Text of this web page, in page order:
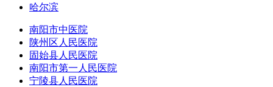
哈尔滨
南阳市中医院
陕州区人民医院
固始县人民医院
南阳市第一人民医院
宁陵县人民医院